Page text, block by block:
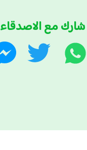
شارك مع الاصدقاء
واتساب تويتر